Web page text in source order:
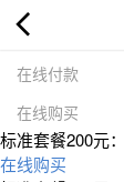
在线付款
在线购买
标准套餐200元
在线购买